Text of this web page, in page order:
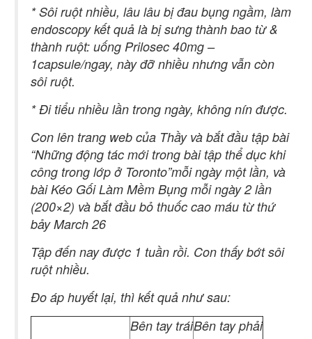
* Sôi ruột nhiều, lâu lâu bị đau bụng ngầm, làm
endoscopy kết quả là bị sưng thành bao từ &
thành ruột: uống Prilosec 40mg –
1capsule/ngay, này đỡ nhiều nhưng vẫn còn
sôi ruột.
* Đi tiểu nhiều lần trong ngày, không nín được.
Con lên trang web của Thầy và bắt đầu tập bài
“Những động tác mới trong bài tập thể dục khi
công trong lớp ở Toronto”mỗi ngày một lần, và
bài Kéo Gối Làm Mềm Bụng mỗi ngày 2 lần
(200×2) và bắt đầu bỏ thuốc cao máu từ thứ
bảy March 26
Tập đến nay được 1 tuần rồi. Con thấy bớt sôi
ruột nhiều.
Đo áp huyết lại, thì kết quả như sau:
Bên tay tráiBên tay phải